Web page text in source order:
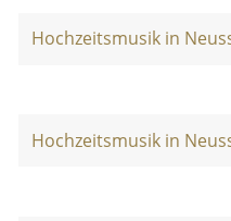
Hochzeitsmusik in
Hochzeitsmusik in